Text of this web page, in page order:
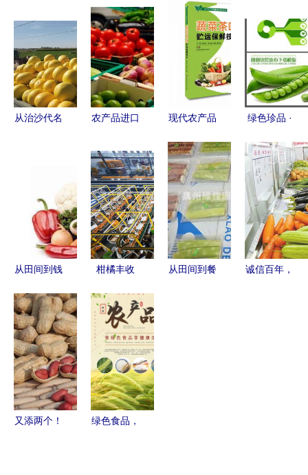
从治沙代名
逆袭之路
农产品进口
流程、要点
与注意事项
现代农产品
术丛书 蔬
菜茶叶贮运
保鲜技术
绿色珍品 ·
高山豌豆系
列产品介绍
指南
从田间到钱
高回报的农
产品销售全
攻略
柑橘丰收
工人忙碌包
装保供应
从田间到餐
诚信百年，
又添两个！
绿色食品，